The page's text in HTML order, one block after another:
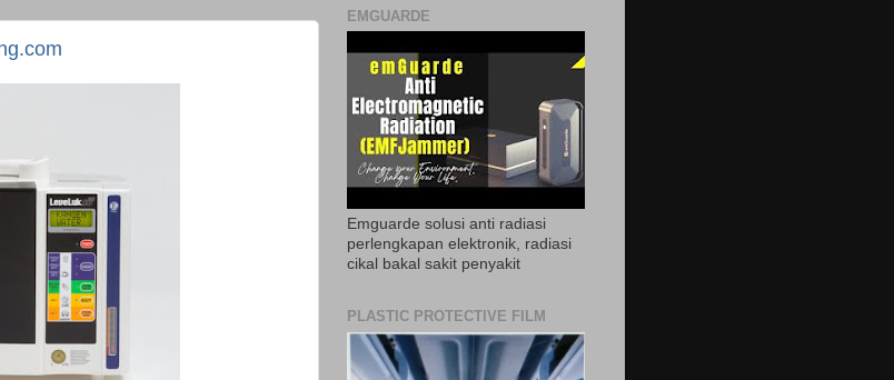
EMGUARDE
Emguarde solusi anti radiasi
perlengkapan elektronik, radiasi
cikal bakal sakit penyakit
PLASTIC PROTECTIVE FILM